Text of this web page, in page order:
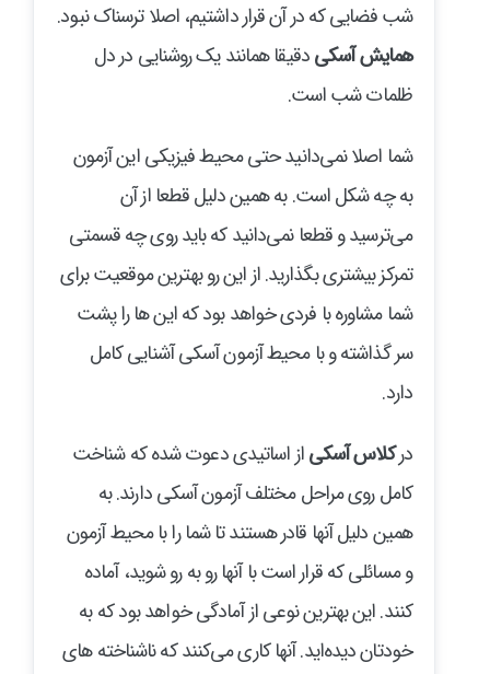
شب فضایی که در آن قرار داشتیم، اصلا ترسناک نبود.
همایش آسکیدقیقا همانند یک روشنایی در دل
ظلمات شب است.
شما اصلا نمی‌دانید حتی محیط فیزیکی این آزمون
به چه شکل است. به همین دلیل قطعا از آن
می‌ترسید و قطعا نمی‌دانید که باید روی چه قسمتی
تمرکز بیشتری بگذارید. از این رو بهترین موقعیت برای
شما مشاوره با فردی خواهد بود که این ها را پشت
سر گذاشته و با محیط آزمون آسکی آشنایی کامل
دارد.
درکلاس آسکیاز اساتیدی دعوت شده که شناخت
کامل روی مراحل مختلف آزمون آسکی دارند. به
همین دلیل آنها قادر هستند تا شما را با محیط آزمون
و مسائلی که قرار است با آنها رو به رو شوید، آماده
کنند. این بهترین نوعی از آمادگی خواهد بود که به
خودتان دیده‌اید. آنها کاری می‌کنند که ناشناخته های